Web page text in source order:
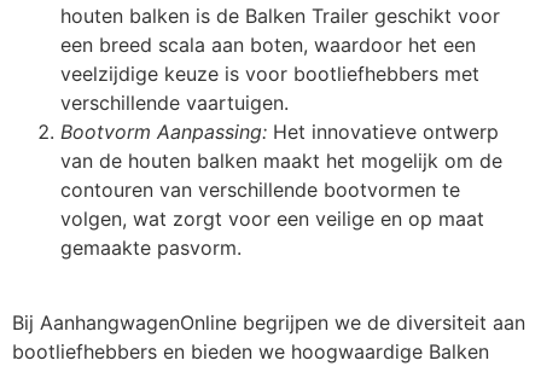
houten balken is de Balken Trailer geschikt voor
een breed scala aan boten, waardoor het een
veelzijdige keuze is voor bootliefhebbers met
verschillende vaartuigen.
Bootvorm Aanpassing: Het innovatieve ontwerp
van de houten balken maakt het mogelijk om de
contouren van verschillende bootvormen te
volgen, wat zorgt voor een veilige en op maat
gemaakte pasvorm.
Bij AanhangwagenOnline begrijpen we de diversiteit aan
bootliefhebbers en bieden we hoogwaardige Balken